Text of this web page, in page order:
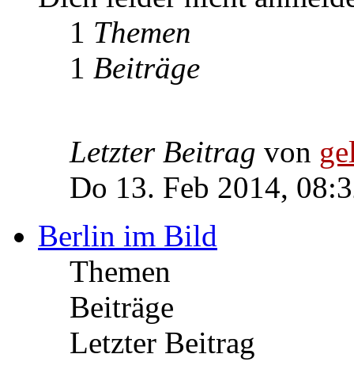
1 Themen
1 Beiträge
Letzter Beitrag von
Do 13. Feb 2014,
Berlin im Bild
Themen
Beiträge
Letzter Beitrag